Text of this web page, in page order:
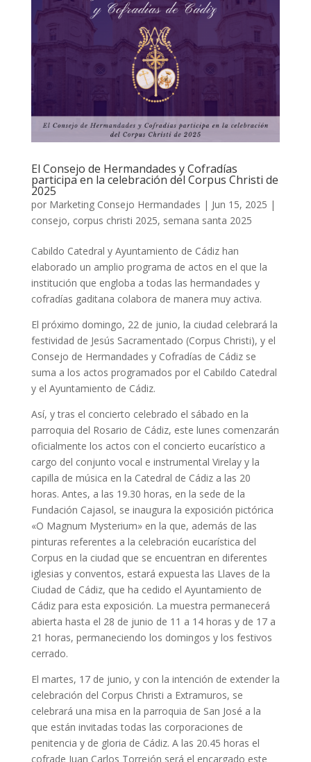
El Consejo de Hermandades y Cofradías
participa en la celebración del Corpus Christi de
2025
por Marketing Consejo Hermandades | Jun 15, 2025 |
consejo, corpus christi 2025, semana santa 2025
Cabildo Catedral y Ayuntamiento de Cádiz han
elaborado un amplio programa de actos en el que la
institución que engloba a todas las hermandades y
cofradías gaditana colabora de manera muy activa.
El próximo domingo, 22 de junio, la ciudad celebrará la
festividad de Jesús Sacramentado (Corpus Christi), y el
Consejo de Hermandades y Cofradías de Cádiz se
suma a los actos programados por el Cabildo Catedral
y el Ayuntamiento de Cádiz.
Así, y tras el concierto celebrado el sábado en la
parroquia del Rosario de Cádiz, este lunes comenzarán
oficialmente los actos con el concierto eucarístico a
cargo del conjunto vocal e instrumental Virelay y la
capilla de música en la Catedral de Cádiz a las 20
horas. Antes, a las 19.30 horas, en la sede de la
Fundación Cajasol, se inaugura la exposición pictórica
«O Magnum Mysterium» en la que, además de las
pinturas referentes a la celebración eucarística del
Corpus en la ciudad que se encuentran en diferentes
iglesias y conventos, estará expuesta las Llaves de la
Ciudad de Cádiz, que ha cedido el Ayuntamiento de
Cádiz para esta exposición. La muestra permanecerá
abierta hasta el 28 de junio de 11 a 14 horas y de 17 a
21 horas, permaneciendo los domingos y los festivos
cerrado.
El martes, 17 de junio, y con la intención de extender la
celebración del Corpus Christi a Extramuros, se
celebrará una misa en la parroquia de San José a la
que están invitadas todas las corporaciones de
penitencia y de gloria de Cádiz. A las 20.45 horas el
cofrade Juan Carlos Torrejón será el encargado este